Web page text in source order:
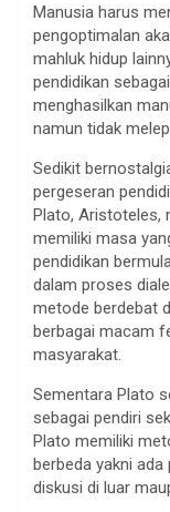
Manusia harus
pengoptimalan
mahluk hidup
pendidikan
menghasilkan
namun tidak
Sedikit
pergeseran
Plato, Aristoteles,
memiliki masa
pendidikan
dalam proses
metode berdebat
berbagai macam
masyarakat.
Sementara Plato
sebagai pendiri
Plato memiliki
berbeda yakni
diskusi di luar